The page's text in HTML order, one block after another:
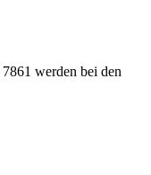
werden bei den